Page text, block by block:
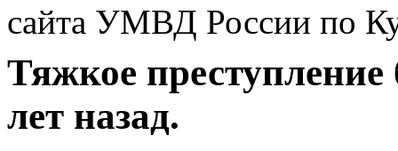
сайта УМВД России по
Тяжкое
лет назад.